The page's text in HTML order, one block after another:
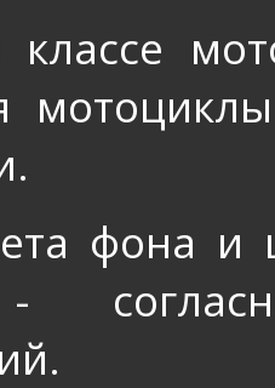
классе
фона и